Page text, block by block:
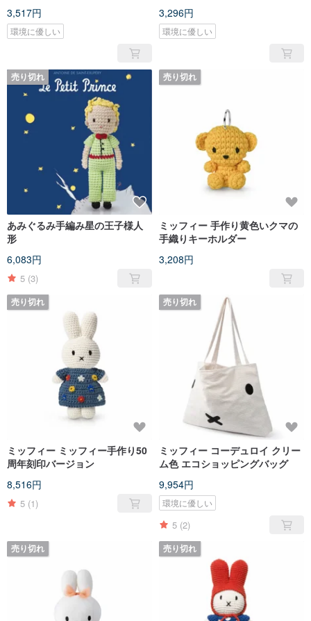
3,517円
環境に優しい
3,296円
環境に優しい
売り切れ
あみぐるみ手編み星の王子様人
形
6,083円
5 (3)
売り切れ
ミッフィー 手作り黄色いクマの
手織りキーホルダー
3,208円
売り切れ
ミッフィー ミッフィー手作り50
周年刻印バージョン
8,516円
5 (1)
売り切れ
ミッフィー コーデュロイ クリー
ム色 エコショッピングバッグ
9,954円
環境に優しい
5 (2)
売り切れ 売り切れ